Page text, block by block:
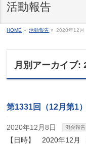
活動報告
HOME » 活動報告 » 2020年12月
月別アーカイブ:
第1331回（12月第1
2020年12月8日 例会報告
【日時】 2020年12